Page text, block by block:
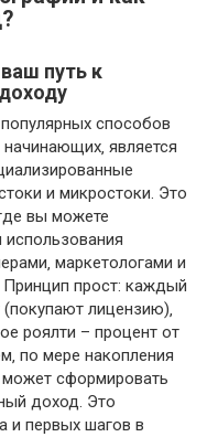
путь к
способов
является
и микростоки. Это
вы можете
маркетологами и
прост: каждый
лицензию)‚
роялти – процент от
по мере накопления
может сформировать
доход. Это
и первых шагов в